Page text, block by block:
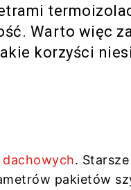
Warto więc
korzyści
.
pakietów